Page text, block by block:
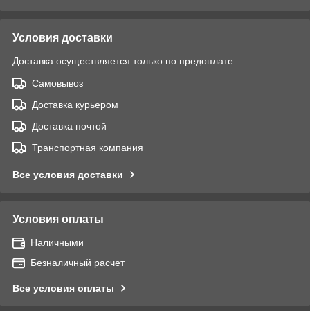
Условия доставки
Доставка осуществляется только по предоплате.
Самовывоз
Доставка курьером
Доставка почтой
Транспортная компания
Все условия доставки
Условия оплаты
Наличными
Безналичный расчет
Все условия оплаты